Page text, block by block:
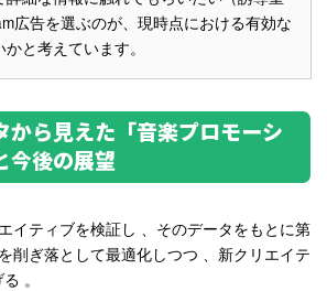
広告を選ぶのが、現時点における有効な
と考えています。
から見えた「音楽プロモーシ
今後の展望
イティブを検証し
、そのデータをもとに第
削ぎ落として最適化しつつ
、新クリエイテ
る 。